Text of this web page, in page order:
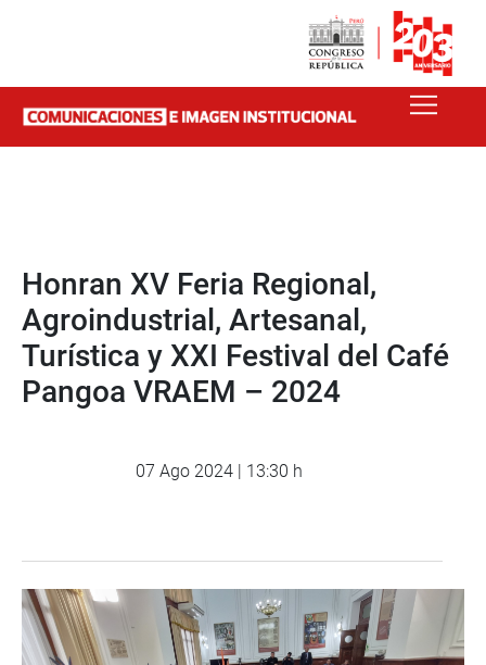
Honran XV Feria Regional,
Agroindustrial, Artesanal,
Turística y XXI Festival del Café
Pangoa VRAEM – 2024
07 Ago 2024 | 13:30 h